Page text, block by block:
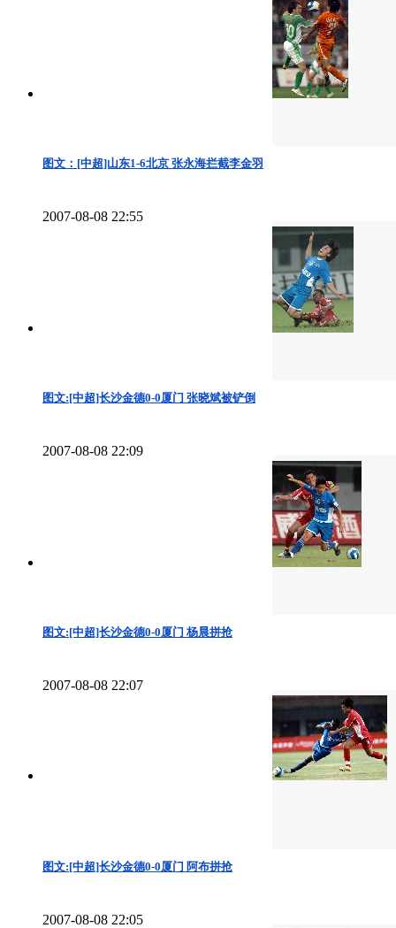
图文：[中超]山东1-6北京 张永海拦截李金羽
2007-08-08 22:55
图文:[中超]长沙金德0-0厦门 张晓斌被铲倒
2007-08-08 22:09
图文:[中超]长沙金德0-0厦门 杨晨拼抢
2007-08-08 22:07
图文:[中超]长沙金德0-0厦门 阿布拼抢
2007-08-08 22:05